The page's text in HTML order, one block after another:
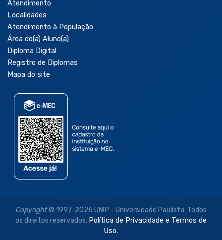
Atendimento
Localidades
Atendimento à População
Área do(a) Aluno(a)
Diploma Digital
Registro de Diplomas
Mapa do site
Copyright© 1997-2026 UNIP - Universidade Paulista. Todos
os direitos reservados. Política de Privacidade e Termos de
Uso.